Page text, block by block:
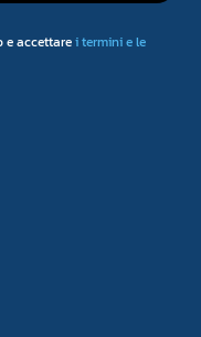
e accettarei termini e le